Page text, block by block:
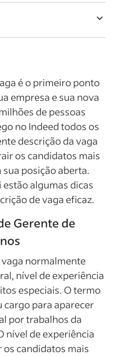
e deveres de Gerente
de Gerente de
da vaga
mais
é o primeiro ponto
empresa e sua nova
de pessoas
no Indeed todos os
descrição da vaga
os candidatos mais
posição aberta.
estão algumas dicas
de vaga eficaz.
Gerente de
normalmente
nível de experiência
especiais. O termo
cargo para aparecer
por trabalhos da
nível de experiência
candidatos mais